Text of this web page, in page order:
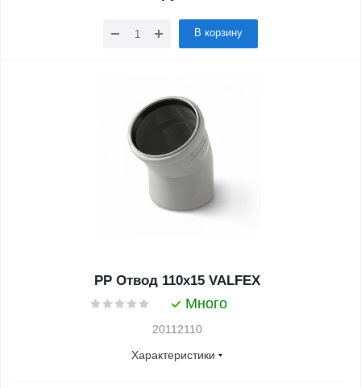
В корзину
PP Отвод 110x15 VALFEX
Много
20112110
Характеристики